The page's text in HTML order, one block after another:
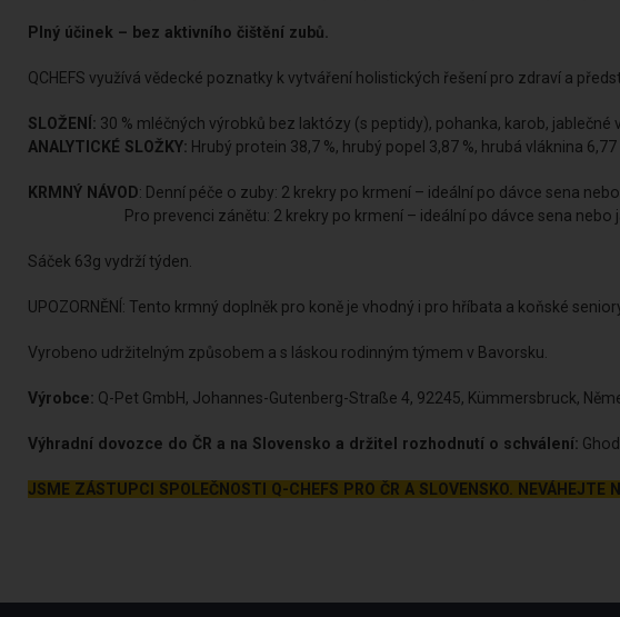
Plný účinek – bez aktivního čištění zubů.
QCHEFS využívá vědecké poznatky k vytváření holistických řešení pro zdraví a
SLOŽENÍ: 30 % mléčných výrobků bez laktózy (s peptidy), pohanka, karob,
ANALYTICKÉ SLOŽKY: Hrubý protein 38,7 %, hrubý popel 3,87 %, hrubá vláknina 6,77
KRMNÝ NÁVOD: Denní péče o zuby: 2 krekry po krmení – ideální po dávce sena
Pro prevenci zánětu: 2 krekry po krmení – ideální po dávce sena nebo
Sáček 63g vydrží týden.
UPOZORNĚNÍ: Tento krmný doplněk pro koně je vhodný i pro hříbata a koňské
Vyrobeno udržitelným způsobem a s láskou rodinným týmem v Bavorsku.
Výrobce: Q-Pet GmbH, Johannes-Gutenberg-Straße 4, 92245, Kümmersbruck,
Výhradní dovozce do ČR a na Slovensko a držitel rozhodnutí o schválení:
JSME ZÁSTUPCI SPOLEČNOSTI Q-CHEFS PRO ČR A SLOVENSKO. NEVÁHEJTE